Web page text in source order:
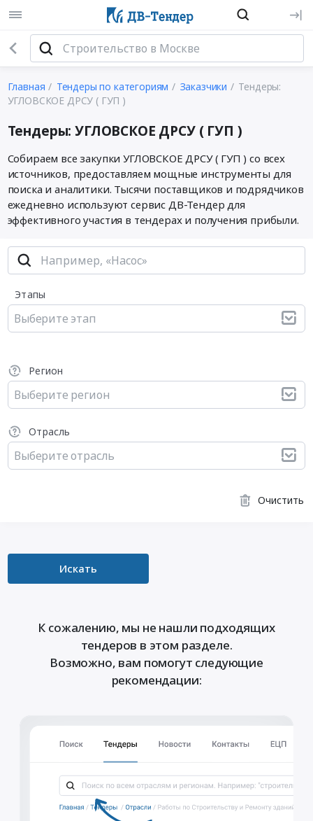
Главная Тендеры по категориям Заказчики
Тендеры:
УГЛОВСКОЕ ДРСУ ( ГУП )
Тендеры: УГЛОВСКОЕ ДРСУ ( ГУП )
Собираем все закупки УГЛОВСКОЕ ДРСУ ( ГУП ) со всех
источников, предоставляем мощные инструменты для
поиска и аналитики. Тысячи поставщиков и подрядчиков
ежедневно используют сервис ДВ-Тендер для
эффективного участия в тендерах и получения прибыли.
Этапы
Выберите этап
Регион
Выберите регион
Отрасль
Выберите отрасль
Очистить
Искать
К сожалению, мы не нашли подходящих
тендеров в этом разделе.
Возможно, вам помогут следующие
рекомендации: